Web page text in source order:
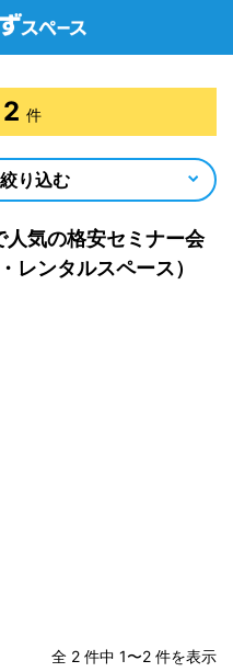
気の格安セミナー会
レンタルスペース）
全 2 件中 1〜2 件を表示
2 件
り込む